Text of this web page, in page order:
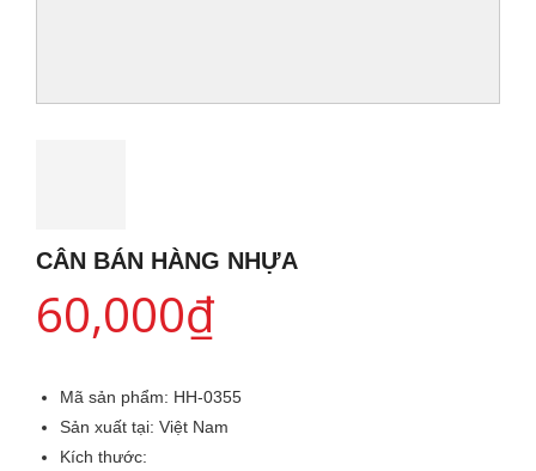
CÂN BÁN HÀNG NHỰA
60,000₫
Mã sản phẩm: HH-0355
Sản xuất tại: Việt Nam
Kích thước: